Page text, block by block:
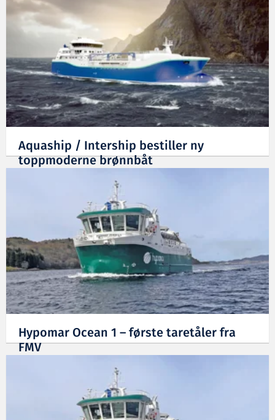
Aquaship / Intership bestiller ny
toppmoderne brønnbåt
Hypomar Ocean 1 – første taretåler fra
FMV